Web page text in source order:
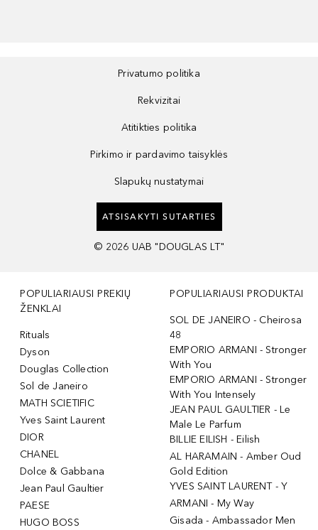
Privatumo politika
Rekvizitai
Atitikties politika
Pirkimo ir pardavimo taisyklės
Slapukų nustatymai
ATSISAKYTI SUTARTIES
© 2026 UAB "DOUGLAS LT"
POPULIARIAUSI PREKIŲ
ŽENKLAI
Rituals
Dyson
Douglas Collection
Sol de Janeiro
MATH SCIETIFIC
Yves Saint Laurent
DIOR
CHANEL
Dolce & Gabbana
Jean Paul Gaultier
PAESE
HUGO BOSS
POPULIARIAUSI PRODUKTAI
SOL DE JANEIRO - Cheirosa
48
EMPORIO ARMANI - Stronger
With You
EMPORIO ARMANI - Stronger
With You Intensely
JEAN PAUL GAULTIER - Le
Male Le Parfum
BILLIE EILISH - Eilish
AL HARAMAIN - Amber Oud
Gold Edition
YVES SAINT LAURENT - Y
ARMANI - My Way
Gisada - Ambassador Men